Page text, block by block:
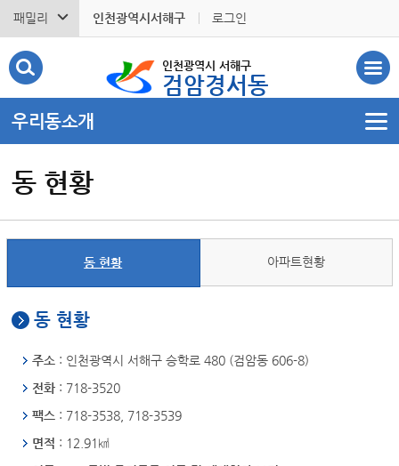
패밀리 인천광역시서해구 로그인
인천광역시 서해구
검암경서동
우리동소개
동 현황
동 현황 아파트현황
동 현황
주소 : 인천광역시 서해구 승학로 480 (검암동 606-8)
전화 : 718-3520
팩스 : 718-3538, 718-3539
면적 : 12.91㎢